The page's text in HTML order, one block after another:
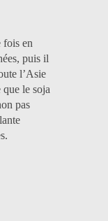
fois en
puis il
l’Asie
que le soja
pas